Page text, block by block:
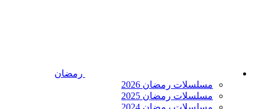
رمضان
مسلسلات رمضان 2026
مسلسلات رمضان 2025